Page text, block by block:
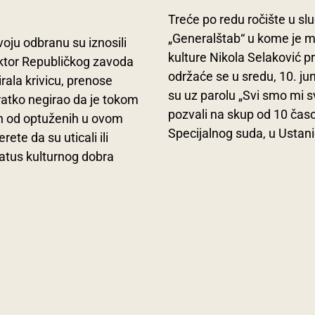
odbranu su iznosili
Republičkog zavoda
krivicu, prenose
negirao da je tokom
od optuženih u ovom
da su uticali ili
kulturnog dobra
Treće po redu ročište u
„Generalštab“ u kome je
kulture Nikola Selaković
održaće se u sredu, 10.
su uz parolu „Svi smo mi
pozvali na skup od 10
Specijalnog suda, u